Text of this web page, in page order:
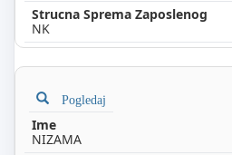
NK
Pogledaj
NIZAMA